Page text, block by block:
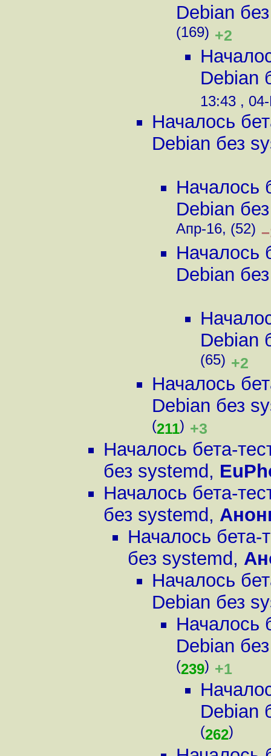
Debian
(169) +2
Debian
13:43 ,
Началось
Debian без
Началось
Debian
Апр-16, (52)
Началось
Debian
Debian
(65) +2
Началось
Debian без
(211) +3
Началось бета-
без systemd,
Началось бета-
без systemd,
Началось бета-
без systemd,
Началось
Debian без
Началось
Debian
(239) +1
Debian
(262)